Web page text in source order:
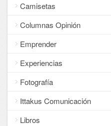
Camisetas
Columnas Opinión
Emprender
Experiencias
Fotografía
Ittakus Comunicación
Libros